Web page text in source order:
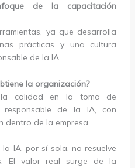
de la capacitación
ya que desarrolla
prácticas y una cultura
de la IA.
la organización?
la calidad en la toma de
de la IA, con
dentro de la empresa.
IA, por sí sola, no resuelve
El valor real surge de la